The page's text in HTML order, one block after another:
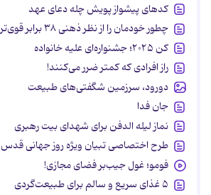
کدهای پیشواز پویش چله دعای عهد
چطور خودمان را از نظر ذهنی ۳۸ برابر قوی‌تر کنیم؟
کن ۲۰۲۵؛ جشنواره‌ای علیه خانواده
راز افرادی که کمتر ضرر می‌کنند!
دورود، سرزمین شگفتی‌های طبیعت
جان فدا
نماز لیله الدفن برای شهدای بیت رهبری
طرح اختصاصی تبیان ویژه روز جهانی قدس
فومو؛ غول جیب‌بر فضای مجازی!
۵ غذای سریع و سالم برای طبیعت‌گردی